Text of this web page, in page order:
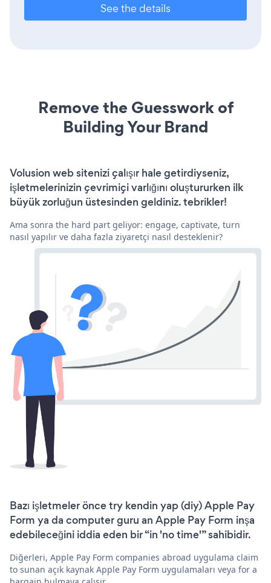
See the details
Remove the Guesswork of
Building Your Brand
Volusion web sitenizi çalışır hale getirdiyseniz,
işletmelerinizin çevrimiçi varlığını oluştururken ilk
büyük zorluğun üstesinden geldiniz. tebrikler!
Ama sonra the hard part geliyor: engage, captivate, turn
nasıl yapılır ve daha fazla ziyaretçi nasıl desteklenir?
Bazı işletmeler önce try kendin yap (diy) Apple Pay
Form ya da computer guru an Apple Pay Form inşa
edebileceğini iddia eden bir “in 'no time'” sahibidir.
Diğerleri, Apple Pay Form companies abroad uygulama claim
to sunan açık kaynak Apple Pay Form uygulamaları veya for a